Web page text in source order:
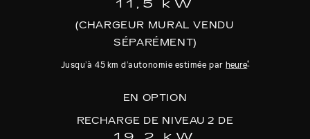
11,5 kW
(CHARGEUR MURAL VENDU
SÉPARÉMENT)
Jusqu’à 45 km d’autonomie estimée par heure†
EN OPTION
RECHARGE DE NIVEAU 2 DE